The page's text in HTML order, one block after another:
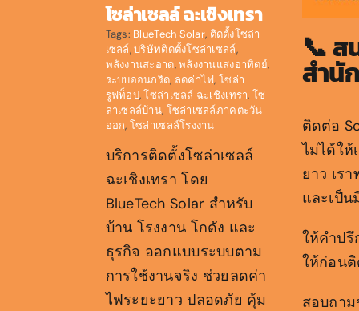
โซล่าเซลล์ ฉะเชิงเทรา
Tags: BlueTech Solar, ติดตั้งโซล่า
เซลล์,บริษัทติดตั้งโซล่าเซลล์,
พลังงานสะอาด,พลังงานแสงอาทิตย์,
ระบบออนกริด, ลดค่าไฟ, โซล่า
รูฟท็อป,โซล่าเซลล์ ฉะเชิงเทรา, โซ
ล่าเซลล์บ้าน, โซล่าเซลล์ภาคตะวัน
ออก, โซล่าเซลล์โรงงาน
บริการติดตั้งโซล่าเซลล์
ฉะเชิงเทรา โดย
BlueTech Solar สำหรับ
บ้าน โรงงาน โกดัง และ
ธุรกิจ ออกแบบระบบตาม
การใช้งานจริง ช่วยลดค่า
ไฟระยะยาว ปลอดภัย คุ้ม
📞
สำนั
ติดต่อ
ไม่ได้ใ
ยาว เร
และเป็
ให้คำป
ให้ก่อน
สอบถา